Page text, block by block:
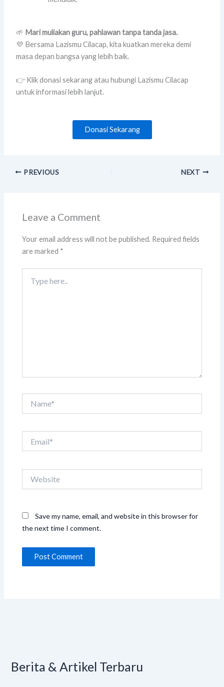
🌱 Mari muliakan guru, pahlawan tanpa tanda jasa.
💜 Bersama Lazismu Cilacap, kita kuatkan mereka demi
masa depan bangsa yang lebih baik.
👉 Klik donasi sekarang atau hubungi Lazismu Cilacap
untuk informasi lebih lanjut.
Donasi Sekarang
PREVIOUS NEXT
Leave a Comment
Your email address will not be published. Required fields
are marked *
here..
Save my name, email, and website in this browser for
the next time I comment.
Berita & Artikel Terbaru